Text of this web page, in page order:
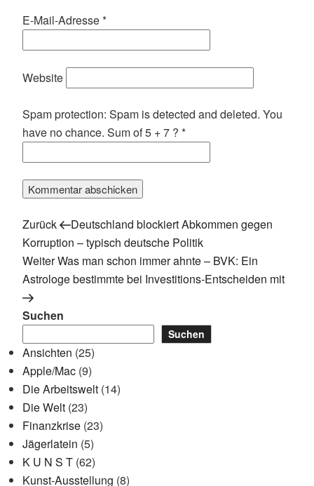
E-Mail-Adresse*
Website
Spam protection: Spam is detected and deleted. You
have no chance. Sum of 5 + 7 ? *
Beitragsnavigation
Vorheriger
Beitrag
Zurück
Deutschland blockiert Abkommen gegen
Korruption – typisch deutsche Politik
Nächster
Beitrag
WeiterWas man schon immer ahnte – BVK: Ein
Astrologe bestimmte bei Investitions-Entscheiden mit
Suchen
Suchen
Ansichten (25)
Apple/Mac (9)
Die Arbeitswelt (14)
Die Welt (23)
Finanzkrise (23)
Jägerlatein (5)
K U N S T (62)
Kunst-Ausstellung (8)